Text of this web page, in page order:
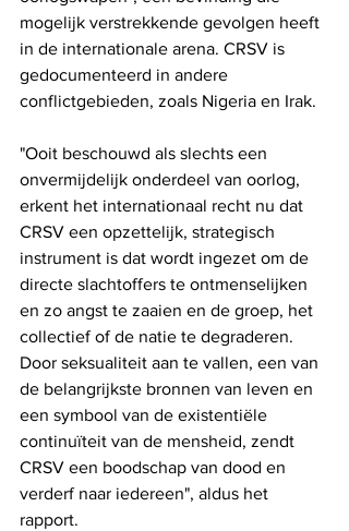
mogelijk verstrekkende gevolgen heeft
in de internationale arena. CRSV is
gedocumenteerd in andere
conflictgebieden, zoals Nigeria en Irak.
"Ooit beschouwd als slechts een
onvermijdelijk onderdeel van oorlog,
erkent het internationaal recht nu dat
CRSV een opzettelijk, strategisch
instrument is dat wordt ingezet om de
directe slachtoffers te ontmenselijken
en zo angst te zaaien en de groep, het
collectief of de natie te degraderen.
Door seksualiteit aan te vallen, een van
de belangrijkste bronnen van leven en
een symbool van de existentiële
continuïteit van de mensheid, zendt
CRSV een boodschap van dood en
verderf naar iedereen", aldus het
rapport.